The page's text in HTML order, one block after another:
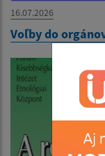
16.07.2026
Voľby do